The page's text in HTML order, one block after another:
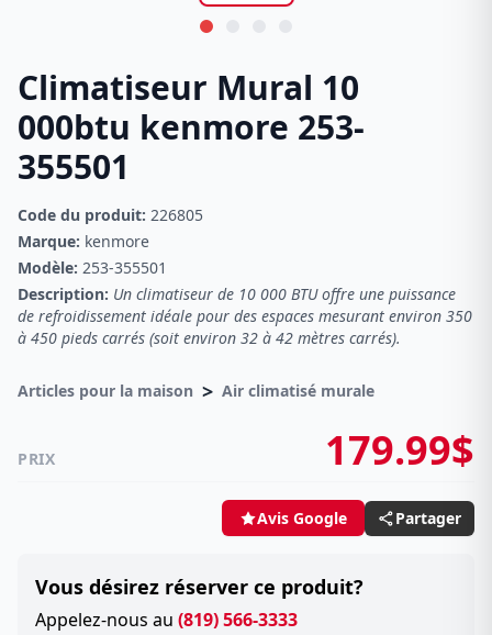
Climatiseur Mural 10
000btu kenmore 253-
355501
Code du produit: 226805
Marque: kenmore
Modèle: 253-355501
Description: Un climatiseur de 10 000 BTU offre une puissance
de refroidissement idéale pour des espaces mesurant environ 350
à 450 pieds carrés (soit environ 32 à 42 mètres carrés).
Articles pour la maison > Air climatisé murale
PRIX 179.99$
Avis Google Partager
Vous désirez réserver ce produit?
Appelez-nous au (819) 566-3333